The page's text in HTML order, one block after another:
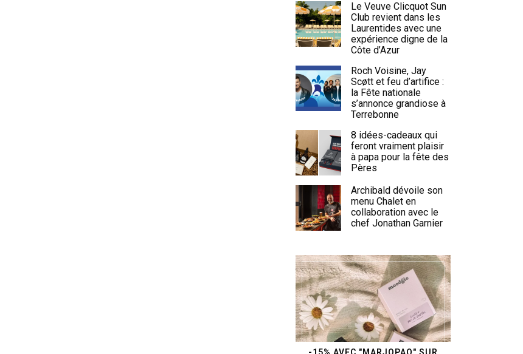
Le Veuve Clicquot Sun
Club revient dans les
Laurentides avec une
expérience digne de la
Côte d’Azur
Roch Voisine, Jay
Scøtt et feu d’artifice :
la Fête nationale
s’annonce grandiose à
Terrebonne
8 idées-cadeaux qui
feront vraiment plaisir
à papa pour la fête des
Pères
Archibald dévoile son
menu Chalet en
collaboration avec le
chef Jonathan Garnier